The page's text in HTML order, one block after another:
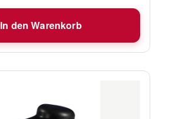
In den Warenkorb